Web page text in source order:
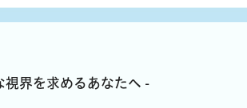
視界を求めるあなたへ -